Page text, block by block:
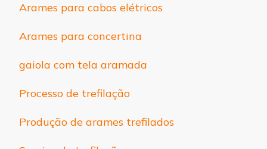
Arames para cabos elétricos
Arames para concertina
gaiola com tela aramada
Processo de trefilação
Produção de arames trefilados